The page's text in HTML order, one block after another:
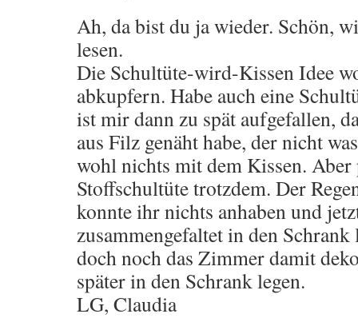
Ah, da bist du ja wieder. Schön,
lesen.
Die Schultüte-wird-Kissen Idee
abkupfern. Habe auch eine
ist mir dann zu spät aufgefallen,
aus Filz genäht habe, der nicht
wohl nichts mit dem Kissen.
Stoffschultüte trotzdem. Der
konnte ihr nichts anhaben und
zusammengefaltet in den
doch noch das Zimmer damit
später in den Schrank legen.
LG, Claudia